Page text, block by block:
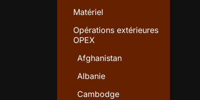
Matériel
Opérations extérieures
OPEX
Afghanistan
Albanie
Cambodge